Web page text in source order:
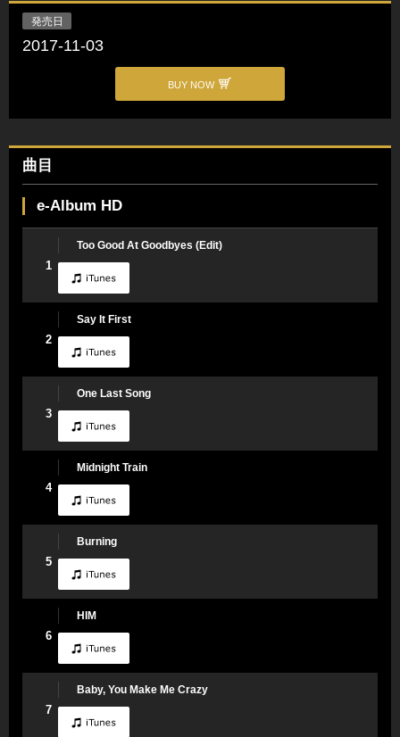
発売日
2017-11-03
BUY NOW
曲目
e-Album HD
1
Too Good At Goodbyes (Edit)
2
Say It First
3
One Last Song
4
Midnight Train
5
Burning
6
HIM
7
Baby, You Make Me Crazy